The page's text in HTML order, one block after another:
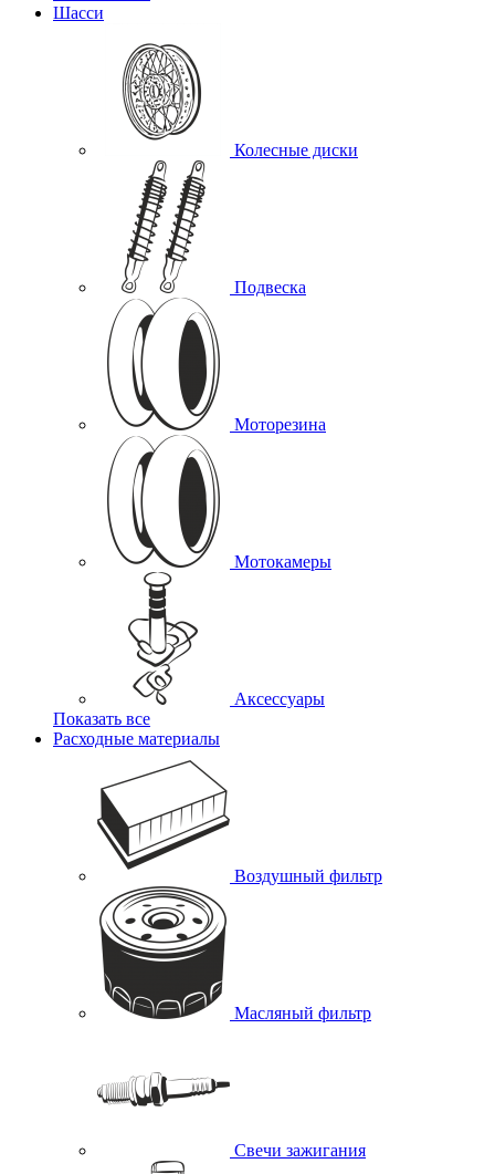
Шасси
Колесные диски
Подвеска
Моторезина
Мотокамеры
Аксессуары
Показать все
Расходные материалы
Воздушный фильтр
Масляный фильтр
Свечи зажигания